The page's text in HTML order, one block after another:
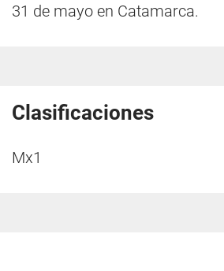
31 de mayo en Catamarca.
Clasificaciones
Mx1